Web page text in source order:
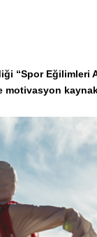
“Spor Eğilimleri
motivasyon